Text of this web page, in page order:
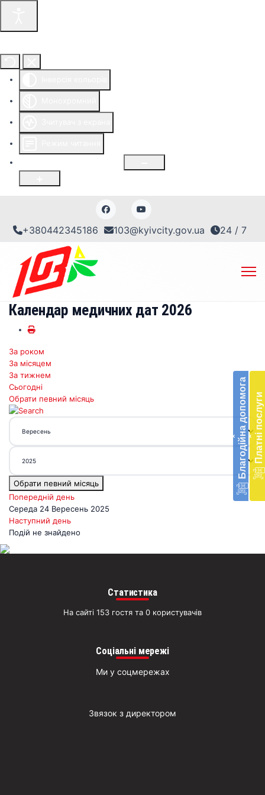
+380442345186 103@kyivcity.gov.ua 24 / 7
‹ Благодійна допомогав
‹ Платні послуги
Календар медичних дат 2026
За роком
За місяцем
За тижнем
Сьогодні
Обрати певний місяць
Обрати певний місяць
Попередній день
Середа 24 Вересень 2025
Наступний день
Подій не знайдено
Статистика
На сайті 153 гостя та 0 користувачів
Соціальні мережі
Ми у соцмережах
Звязок з директором